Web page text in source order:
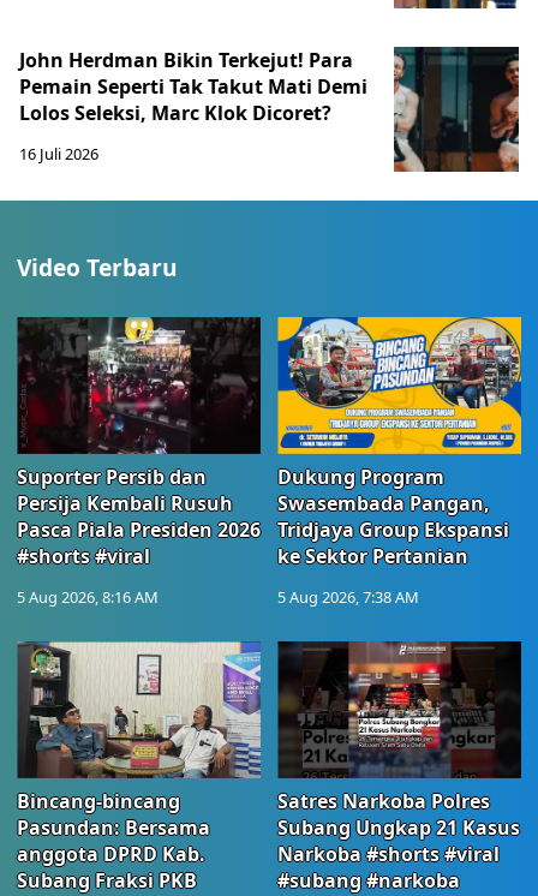
John Herdman Bikin Terkejut! Para
Pemain Seperti Tak Takut Mati Demi
Lolos Seleksi, Marc Klok Dicoret?
16 Juli 2026
Video Terbaru
Suporter Persib dan
Persija Kembali Rusuh
Pasca Piala Presiden 2026
#shorts #viral
5 Aug 2026, 8:16 AM
Dukung Program
Swasembada Pangan,
Tridjaya Group Ekspansi
ke Sektor Pertanian
5 Aug 2026, 7:38 AM
Bincang-bincang
Pasundan: Bersama
anggota DPRD Kab.
Subang Fraksi PKB
Satres Narkoba Polres
Subang Ungkap 21 Kasus
Narkoba #shorts #viral
#subang #narkoba